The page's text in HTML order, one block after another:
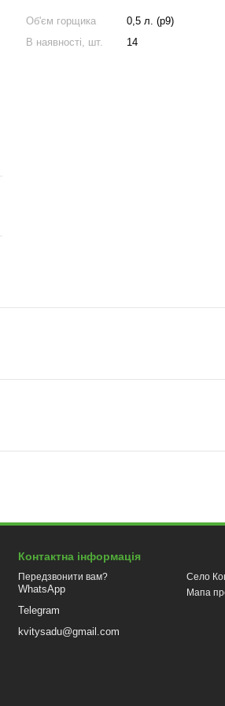
Об'єм горщика
0,5 л. (p9)
В наявності, шт.
14
Контактна інформація
Передзвонити вам?
WhatsApp
Telegram
kvitysadu@gmail.com
Село
Мапа